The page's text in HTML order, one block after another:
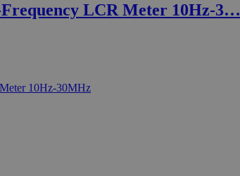
LCR Meter 10Hz-3…